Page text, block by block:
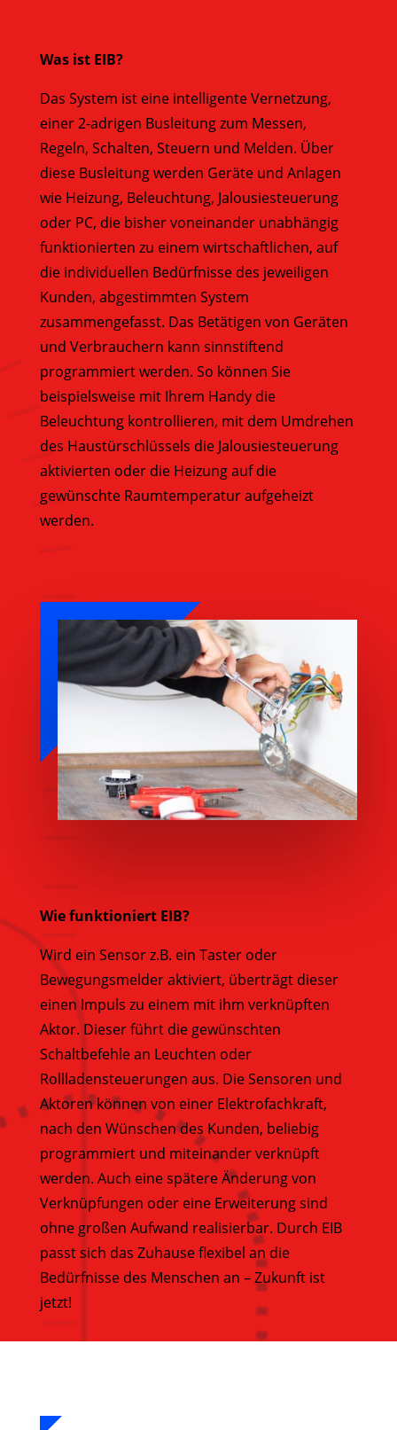
Was ist EIB?
Das System ist eine intelligente Vernetzung,
einer 2-adrigen Busleitung zum Messen,
Regeln, Schalten, Steuern und Melden. Über
diese Busleitung werden Geräte und Anlagen
wie Heizung, Beleuchtung, Jalousiesteuerung
oder PC, die bisher voneinander unabhängig
funktionierten zu einem wirtschaftlichen, auf
die individuellen Bedürfnisse des jeweiligen
Kunden, abgestimmten System
zusammengefasst. Das Betätigen von Geräten
und Verbrauchern kann sinnstiftend
programmiert werden. So können Sie
beispielsweise mit Ihrem Handy die
Beleuchtung kontrollieren, mit dem Umdrehen
des Haustürschlüssels die Jalousiesteuerung
aktivierten oder die Heizung auf die
gewünschte Raumtemperatur aufgeheizt
werden.
Wie funktioniert EIB?
Wird ein Sensor z.B. ein Taster oder
Bewegungsmelder aktiviert, überträgt dieser
einen Impuls zu einem mit ihm verknüpften
Aktor. Dieser führt die gewünschten
Schaltbefehle an Leuchten oder
Rollladensteuerungen aus. Die Sensoren und
Aktoren können von einer Elektrofachkraft,
nach den Wünschen des Kunden, beliebig
programmiert und miteinander verknüpft
werden. Auch eine spätere Änderung von
Verknüpfungen oder eine Erweiterung sind
ohne großen Aufwand realisierbar. Durch EIB
passt sich das Zuhause flexibel an die
Bedürfnisse des Menschen an – Zukunft ist
jetzt!